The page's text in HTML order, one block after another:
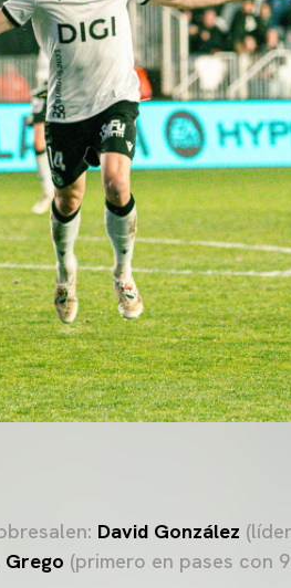
David González
Grego (primero en pases con